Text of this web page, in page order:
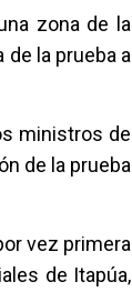
zona de la
de la prueba a
ministros de
de la prueba
vez primera
de Itapúa,